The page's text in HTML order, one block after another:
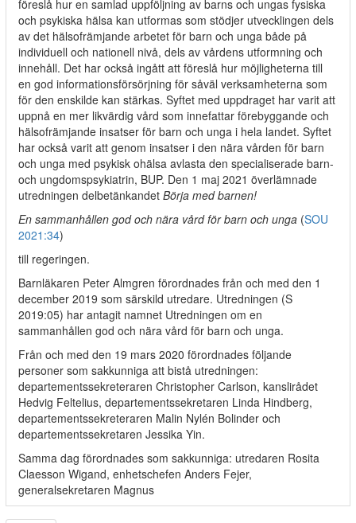
föreslå hur en samlad uppföljning av barns och ungas fysiska
och psykiska hälsa kan utformas som stödjer utvecklingen dels
av det hälsofrämjande arbetet för barn och unga både på
individuell och nationell nivå, dels av vårdens utformning och
innehåll. Det har också ingått att föreslå hur möjligheterna till
en god informationsförsörjning för såväl verksamheterna som
för den enskilde kan stärkas. Syftet med uppdraget har varit att
uppnå en mer likvärdig vård som innefattar förebyggande och
hälsofrämjande insatser för barn och unga i hela landet. Syftet
har också varit att genom insatser i den nära vården för barn
och unga med psykisk ohälsa avlasta den specialiserade barn-
och ungdomspsykiatrin, BUP. Den 1 maj 2021 överlämnade
utredningen delbetänkandet Börja med barnen!
En sammanhållen god och nära vård för barn och unga (SOU
2021:34)
till regeringen.
Barnläkaren Peter Almgren förordnades från och med den 1
december 2019 som särskild utredare. Utredningen (S
2019:05) har antagit namnet Utredningen om en
sammanhållen god och nära vård för barn och unga.
Från och med den 19 mars 2020 förordnades följande
personer som sakkunniga att bistå utredningen:
departementssekreteraren Christopher Carlson, kanslirådet
Hedvig Feltelius, departementssekretaren Linda Hindberg,
departementssekreteraren Malin Nylén Bolinder och
departementssekretaren Jessika Yin.
Samma dag förordnades som sakkunniga: utredaren Rosita
Claesson Wigand, enhetschefen Anders Fejer,
generalsekretaren Magnus